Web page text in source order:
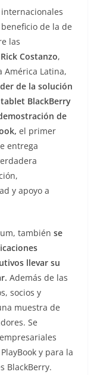
de la de
las
Costanzo,
América Latina,
de la solución
BlackBerry
de
el primer
entrega
y apoyo a
también se
llevar su
Además de las
socios y
muestra de
Se
y para la
BlackBerry.